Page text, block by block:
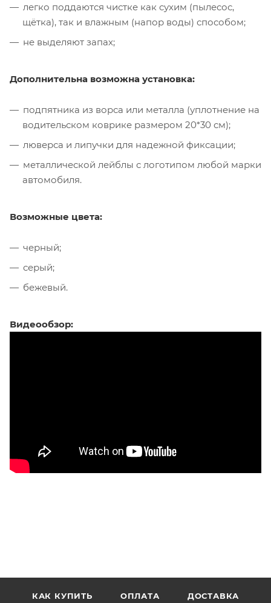
легко поддаются чистке как сухим (пылесос,
щётка), так и влажным (напор воды) способом;
не выделяют запах;
Дополнительна возможна установка:
подпятника из ворса или металла (уплотнение на
водительском коврике размером 20*30 см);
люверса и липучки для надежной фиксации;
металлической лейблы с логотипом любой марки
автомобиля.
Возможные цвета:
черный;
серый;
бежевый.
Видеообзор:
КАК КУПИТЬ ОПЛАТА ДОСТАВКА